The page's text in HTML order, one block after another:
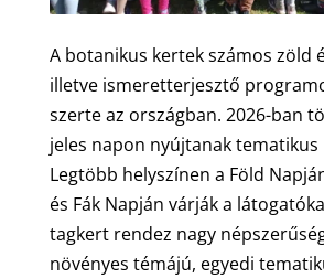
A botanikus kertek számos zöld
illetve ismeretterjesztő
szerte az országban. 2026-ban
jeles napon nyújtanak
Legtöbb helyszínen a Föld
és Fák Napján várják a
tagkert rendez nagy
növényes témájú, egyedi